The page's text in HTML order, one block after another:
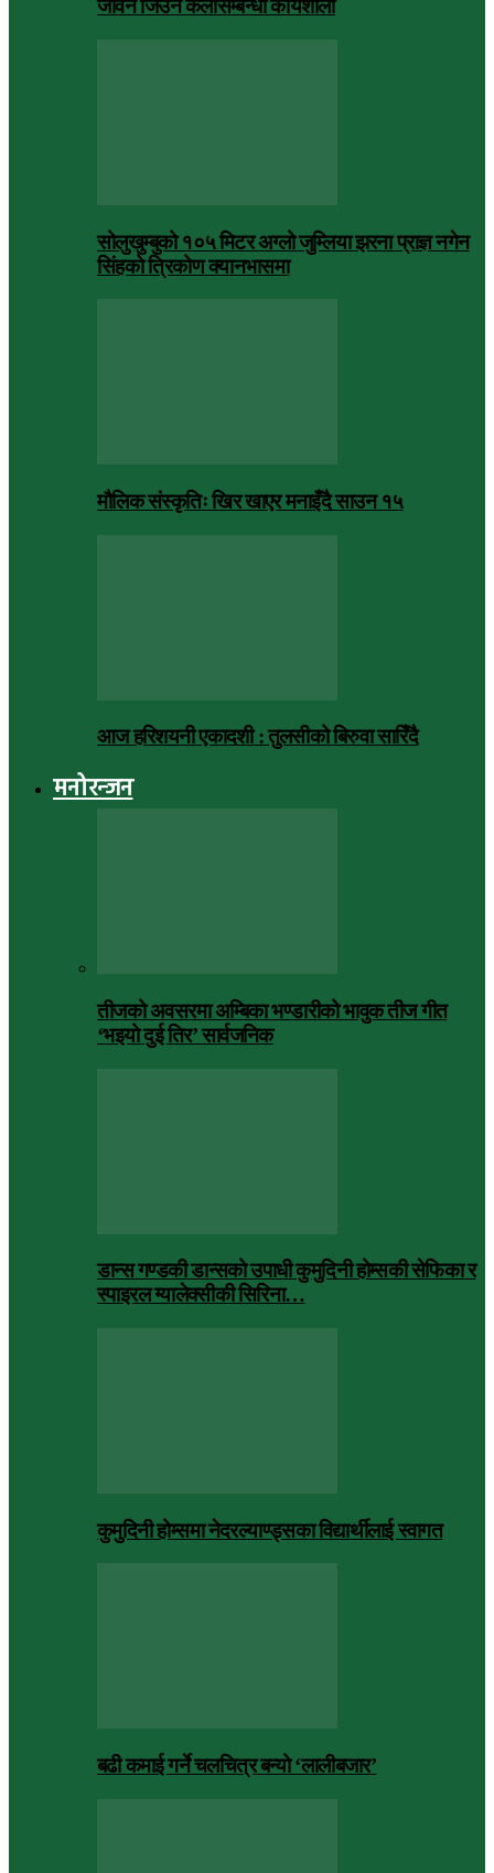
जीवन जिउने कलासम्बन्धी कार्यशाला
सोलुखुम्बुको १०५ मिटर अग्लो जुम्लिया झरना प्राज्ञ नगेन
सिंहको त्रिकोण क्यानभासमा
मौलिक संस्कृतिः खिर खाएर मनाइँदै साउन १५
आज हरिशयनी एकादशी : तुलसीको बिरुवा सारिँदै
मनोरन्जन
तीजको अवसरमा अम्बिका भण्डारीको भावुक तीज गीत
‘भइयो दुई तिर’ सार्वजनिक
डान्स गण्डकी डान्सको उपाधी कुमुदिनी होम्सकी सेफिका र
स्पाइरल ग्यालेक्सीकी सिरिना…
कुमुदिनी होम्समा नेदरल्याण्ड्सका विद्यार्थीलाई स्वागत
बढी कमाई गर्ने चलचित्र बन्यो ‘लालीबजार’